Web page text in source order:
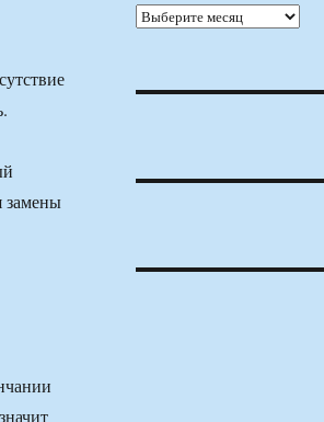
замены
Архивы